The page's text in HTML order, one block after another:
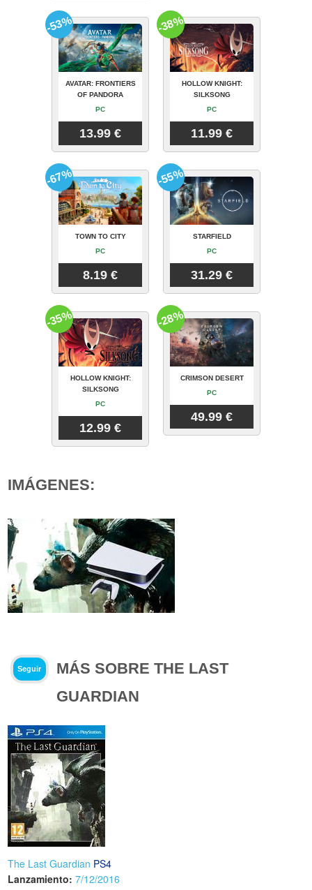
AVATAR: FRONTIERS
OF PANDORA
PC
13.99 €
-53%
HOLLOW KNIGHT:
SILKSONG
PC
11.99 €
-38%
TOWN TO CITY
PC
8.19 €
-67%
STARFIELD
PC
31.29 €
-55%
HOLLOW KNIGHT:
SILKSONG
PC
12.99 €
-35%
CRIMSON DESERT
PC
49.99 €
-28%
IMÁGENES:
Seguir
MÁS SOBRE THE LAST
GUARDIAN
The Last Guardian PS4
Lanzamiento: 7/12/2016